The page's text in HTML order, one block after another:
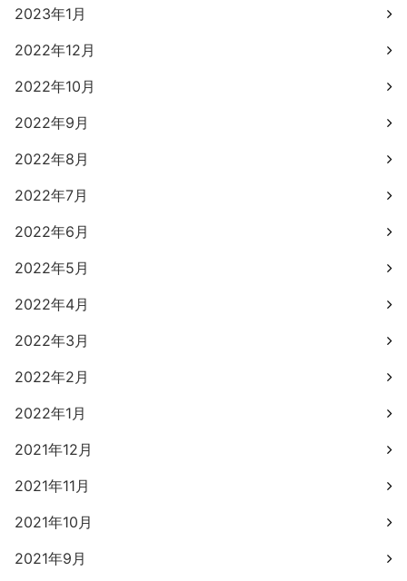
2023年1月
2022年12月
2022年10月
2022年9月
2022年8月
2022年7月
2022年6月
2022年5月
2022年4月
2022年3月
2022年2月
2022年1月
2021年12月
2021年11月
2021年10月
2021年9月